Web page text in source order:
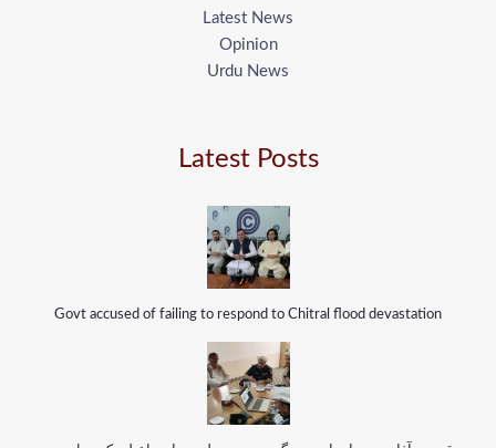
Latest News
Opinion
Urdu News
Latest Posts
Govt accused of failing to respond to Chitral flood devastation